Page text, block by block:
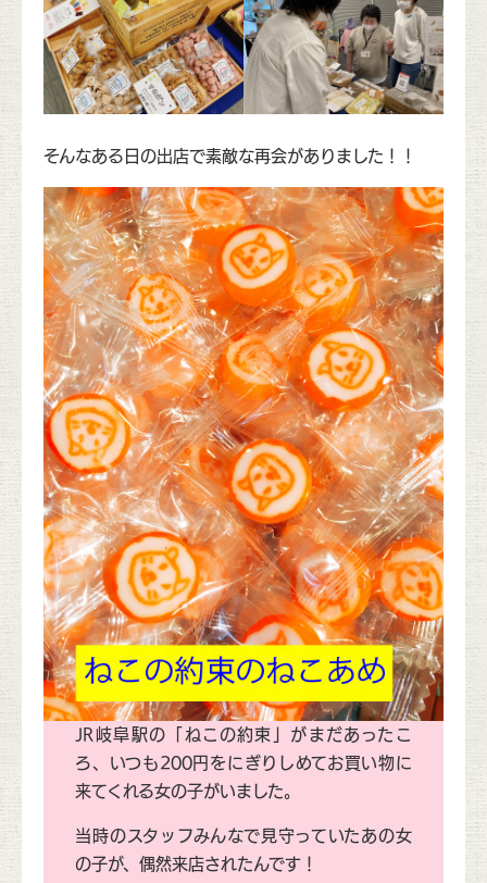
そんなある日の出店で素敵な再会がありました！！
JR岐阜駅の「ねこの約束」がまだあったこ
ろ、いつも200円をにぎりしめてお買い物に
来てくれる女の子がいました。
当時のスタッフみんなで見守っていたあの女
の子が、偶然来店されたんです！